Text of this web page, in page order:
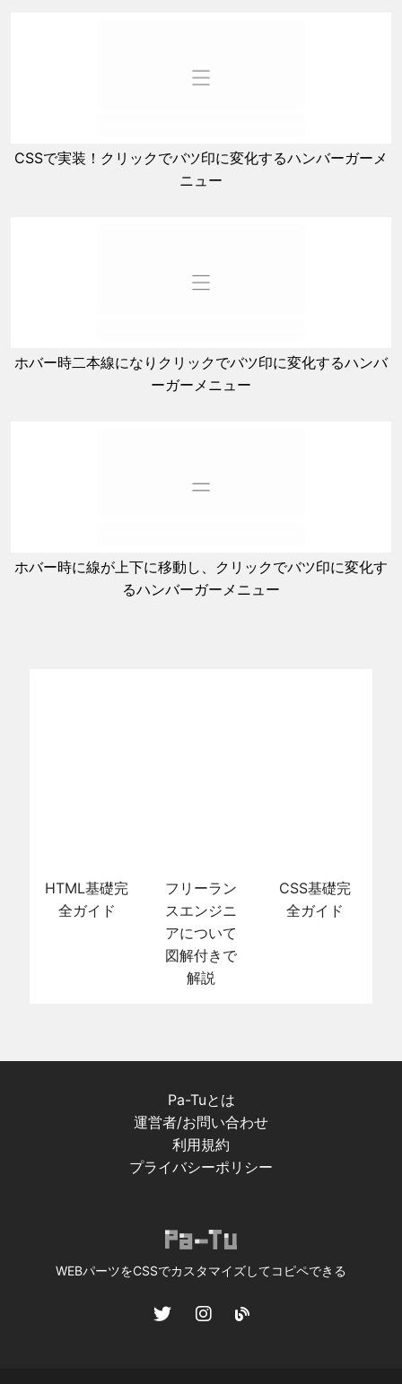
CSSで実装！クリックでバツ印に変化するハンバーガーメ
ニュー
ホバー時二本線になりクリックでバツ印に変化するハンバ
ーガーメニュー
ホバー時に線が上下に移動し、クリックでバツ印に変化す
るハンバーガーメニュー
HTML基礎完
全ガイド
フリーラン
スエンジニ
アについて
図解付きで
解説
CSS基礎完
全ガイド
Pa-Tuとは
運営者/お問い合わせ
利用規約
プライバシーポリシー
WEBパーツをCSSでカスタマイズしてコピペできる